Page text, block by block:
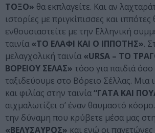
ΤΟΞΟ» θα εκπλαγείτε. Και αν
ιστορίες με πριγκίπισσες και ιππότες
ενθουσιαστείτε με την Ελληνική
ταινία «ΤΟ ΕΛΑΦΙ ΚΑΙ Ο ΙΠΠΟΤΗΣ».
μελαγχολική ταινία «URSA – ΤΟ
ΒΟΡΕΙΟΥ ΣΕΛΑΣ» τόσο για παιδιά όσο
ταξιδεύουμε στο Βόρειο Σέλλας. Μια
και φιλίας στην ταινία“ΓΑΤΑ ΚΑΙ
αιχμαλωτίζει σ’ έναν θαυμαστό
την δύναμη που κρύβετε μέσα μας
«ΒΕΛΥΣΑΥΡΟΣ» και ενώ οι